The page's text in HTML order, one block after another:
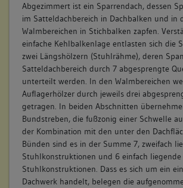
Abgezimmert ist ein Sparrendach, dessen
im Satteldachbereich in Dachbalken und in
Walmbereichen in Stichbalken zapfen.
einfache Kehlbalkenlage entlasten sich die
zwei Längshölzern (Stuhlrähme), deren
Satteldachbereich durch 7 abgesprengte
unterteilt werden. In den Walmbereichen
Auflagerhölzer durch jeweils drei
getragen. In beiden Abschnitten
Bundstreben, die fußzonig einer Schwelle
der Kombination mit den unter den
Bünden sind es in der Summe 7, zweifach
Stuhlkonstruktionen und 6 einfach liegende
Stuhlkonstruktionen. Dass es sich um ein
Dachwerk handelt, belegen die